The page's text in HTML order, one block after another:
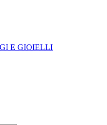
E GIOIELLI